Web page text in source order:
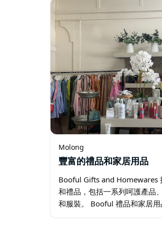
另一個時代…
Molong
豐富的禮品和家居用品
Booful Gifts and Homewares
和禮品，包括一系列呵護產品
和服裝。 Booful 禮品和家居